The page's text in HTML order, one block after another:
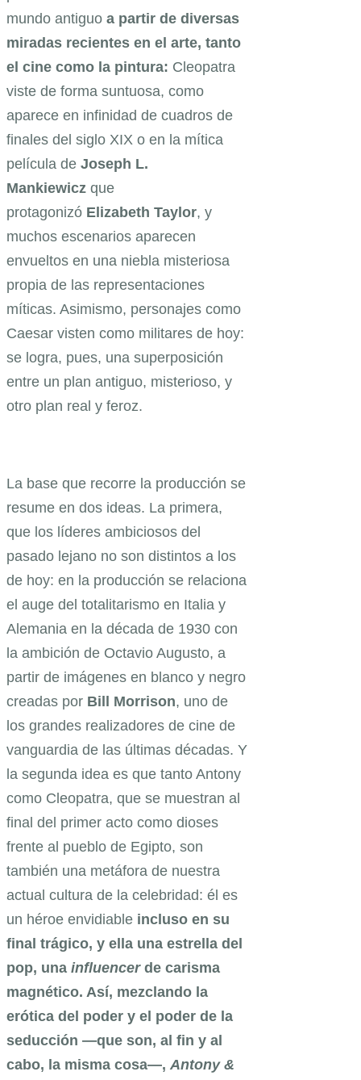
mundo antiguo a partir de diversas
miradas recientes en el arte, tanto
el cine como la pintura: Cleopatra
viste de forma suntuosa, como
aparece en infinidad de cuadros de
finales del siglo XIX o en la mítica
película de Joseph L.
Mankiewicz que
protagonizó Elizabeth Taylor, y
muchos escenarios aparecen
envueltos en una niebla misteriosa
propia de las representaciones
míticas. Asimismo, personajes como
Caesar visten como militares de hoy:
se logra, pues, una superposición
entre un plan antiguo, misterioso, y
otro plan real y feroz.
La base que recorre la producción se
resume en dos ideas. La primera,
que los líderes ambiciosos del
pasado lejano no son distintos a los
de hoy: en la producción se relaciona
el auge del totalitarismo en Italia y
Alemania en la década de 1930 con
la ambición de Octavio Augusto, a
partir de imágenes en blanco y negro
creadas por Bill Morrison, uno de
los grandes realizadores de cine de
vanguardia de las últimas décadas. Y
la segunda idea es que tanto Antony
como Cleopatra, que se muestran al
final del primer acto como dioses
frente al pueblo de Egipto, son
también una metáfora de nuestra
actual cultura de la celebridad: él es
un héroe envidiable incluso en su
final trágico, y ella una estrella del
pop, una influencer de carisma
magnético. Así, mezclando la
erótica del poder y el poder de la
seducción —que son, al fin y al
cabo, la misma cosa—, Antony &